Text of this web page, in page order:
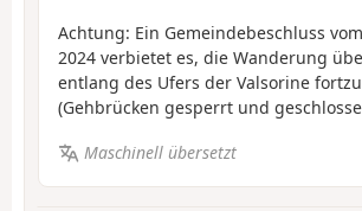
Achtung: Ein Gemeindebeschluss
2024 verbietet es, die Wanderung
entlang des Ufers der Valsorine
(Gehbrücken gesperrt und
Maschinell übersetzt